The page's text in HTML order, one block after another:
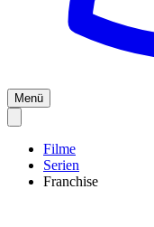
Menü
Filme
Serien
Franchise